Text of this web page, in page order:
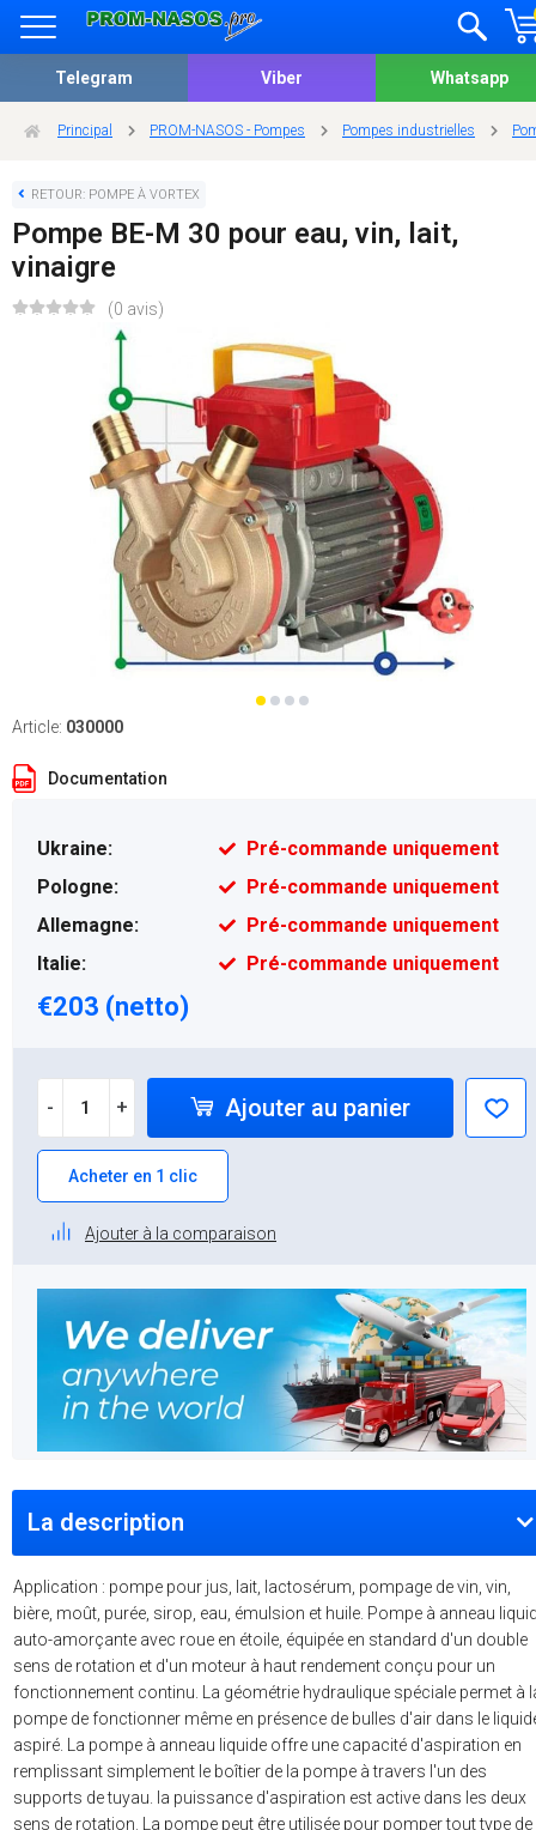
Telegram Viber Whatsapp
Principal PROM-NASOS - Pompes Pompes industrielles
RETOUR: POMPE À VORTEX
Pompe BE-M 30 pour eau, vin, lait,
vinaigre
(0 avis)
Article: 030000
Documentation
Ukraine:
Pré-commande uniquement
Pologne:
Pré-commande uniquement
Allemagne:
Pré-commande uniquement
Italie:
Pré-commande uniquement
€203 (netto)
- + Ajouter au panier
Acheter en 1 clic
Ajouter à la comparaison
La description
Application : pompe pour jus, lait, lactosérum, pompage de vin, vin,
bière, moût, purée, sirop, eau, émulsion et huile. Pompe à anneau
auto-amorçante avec roue en étoile, équipée en standard d'un double
sens de rotation et d'un moteur à haut rendement conçu pour un
fonctionnement continu. La géométrie hydraulique spéciale permet à
pompe de fonctionner même en présence de bulles d'air dans le
aspiré. La pompe à anneau liquide offre une capacité d'aspiration en
remplissant simplement le boîtier de la pompe à travers l'un des
supports de tuyau. la puissance d'aspiration est active dans les deux
sens de rotation. La pompe peut être utilisée pour pomper tout type de